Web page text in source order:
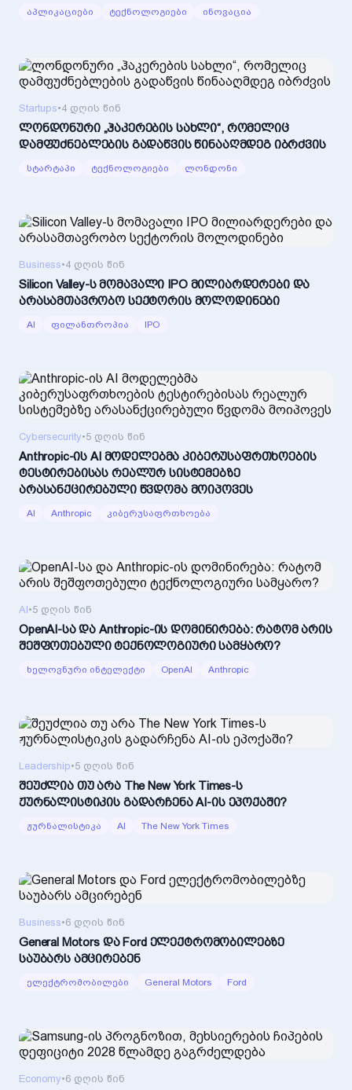
აპლიკაციები ტექნოლოგიები ინოვაცია
Startups•4 დღის წინ
ლონდონური „ჰაკერების სახლი“, რომელიც
დამფუძნებლების გადაწვის წინააღმდეგ იბრძვის
სტარტაპი ტექნოლოგიები ლონდონი
Business•4 დღის წინ
Silicon Valley-ს მომავალი IPO მილიარდერები და
არასამთავრობო სექტორის მოლოდინები
AI ფილანთროპია IPO
Cybersecurity•5 დღის წინ
Anthropic-ის AI მოდელებმა კიბერუსაფრთხოების
ტესტირებისას რეალურ სისტემებზე
არასანქცირებული წვდომა მოიპოვეს
AI Anthropic კიბერუსაფრთხოება
AI•5 დღის წინ
OpenAI-სა და Anthropic-ის დომინირება: რატომ არის
შეშფოთებული ტექნოლოგიური სამყარო?
ხელოვნური ინტელექტი OpenAI Anthropic
Leadership•5 დღის წინ
შეუძლია თუ არა The New York Times-ს
ჟურნალისტიკის გადარჩენა AI-ის ეპოქაში?
ჟურნალისტიკა AI The New York Times
Business•6 დღის წინ
General Motors და Ford ელექტრომობილებზე
საუბარს ამცირებენ
ელექტრომობილები General Motors Ford
Economy•6 დღის წინ